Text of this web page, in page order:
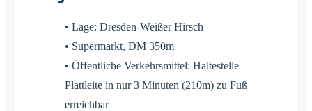
• Lage: Dresden-Weißer Hirsch
• Supermarkt, DM 350m
• Öffentliche Verkehrsmittel: Haltestelle
Plattleite in nur 3 Minuten (210m) zu Fuß
erreichbar